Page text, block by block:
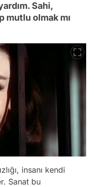
Sahi,
mutlu olmak mı
insanı kendi
Sanat bu